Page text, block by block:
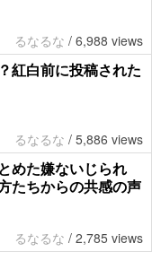
るなるな / 6,988 views
紅白前に投稿された
るなるな / 5,886 views
めた嫌ないじられ
たちからの共感の声
るなるな / 2,785 views